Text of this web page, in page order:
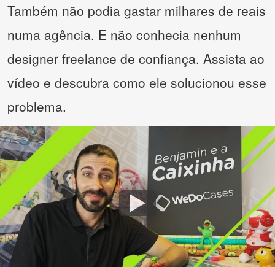
Também não podia gastar milhares de reais
numa agência. E não conhecia nenhum
designer freelance de confiança. Assista ao
vídeo e descubra como ele solucionou esse
problema.